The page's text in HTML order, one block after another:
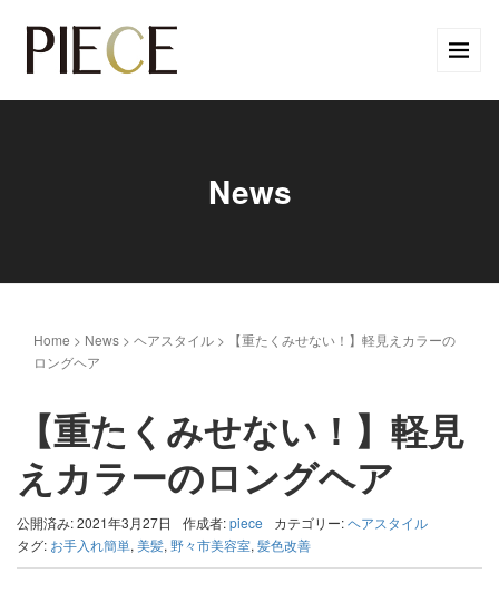
News
Home > News > ヘアスタイル >
【重たくみせない！】軽見えカラーの
ロングヘア
【重たくみせない！】軽見
えカラーのロングヘア
公開済み: 2021年3月27日 作成者:piece カテゴリー:ヘアスタイル
タグ: お手入れ簡単, 美髪, 野々市美容室, 髪色改善